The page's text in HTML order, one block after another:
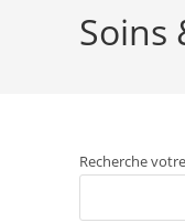
Soins
Recherche